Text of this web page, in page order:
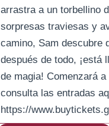
arrastra a un torbellino
sorpresas traviesas y
camino, Sam descubre
después de todo, ¡está
de magia! Comenzará
consulta las entradas
https://